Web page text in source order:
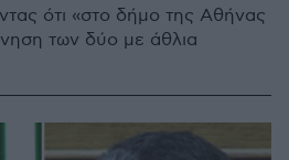
ότι «στο δήμο της Αθήνας
των δύο με άθλια